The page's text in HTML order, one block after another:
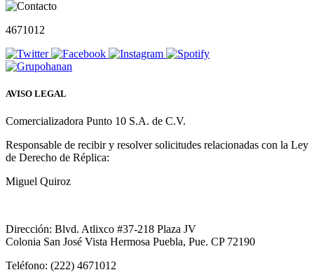
4671012
AVISO LEGAL
Comercializadora Punto 10 S.A. de C.V.
Responsable de recibir y resolver solicitudes relacionadas con la Ley
de Derecho de Réplica:
Miguel Quiroz
Dirección: Blvd. Atlixco #37-218 Plaza JV
Colonia San José Vista Hermosa Puebla, Pue. CP 72190
Teléfono: (222) 4671012